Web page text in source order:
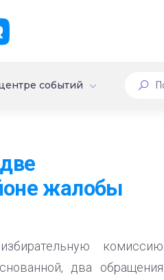
событий
жалобы
комиссию
два обращения